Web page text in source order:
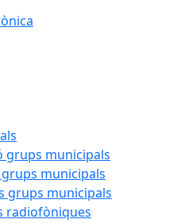
grups municipals
municipals
grups municipals
radiofòniques